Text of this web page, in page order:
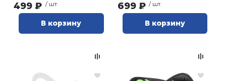
Аксессуары
Медболы
499 ₽ / шт.
В корзину
699 ₽ / шт.
В корзину